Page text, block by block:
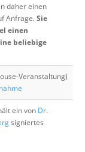
daher einen
Anfrage.Sie
einen
beliebige
Veranstaltung)
ein von Dr.
signiertes